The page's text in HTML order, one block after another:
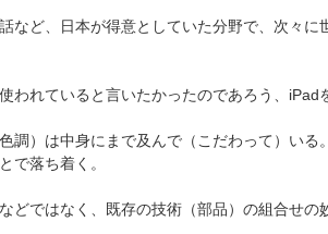
など、日本が得意としていた分野で、次々
われていると言いたかったのであろう、
調）は中身にまで及んで（こだわって）い
で落ち着く。
どではなく、既存の技術（部品）の組合せの